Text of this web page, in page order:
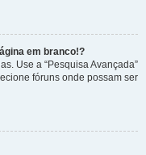
em branco!?
Use a “Pesquisa Avançada”
fóruns onde possam ser